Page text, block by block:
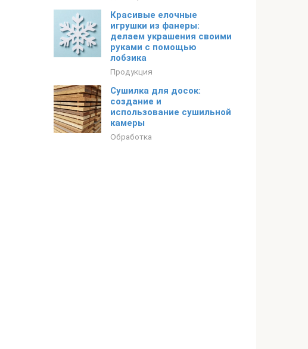
Красивые елочные
игрушки из фанеры:
делаем украшения своими
руками с помощью
лобзика
Продукция
Сушилка для досок:
создание и
использование сушильной
камеры
Обработка